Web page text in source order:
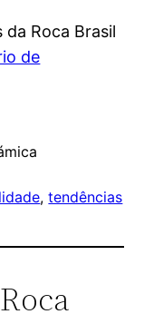
Roca Brasil
de
, tendências